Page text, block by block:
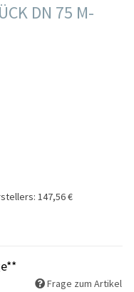
DN 75 M-
: 147,56 €
Frage zum Artikel